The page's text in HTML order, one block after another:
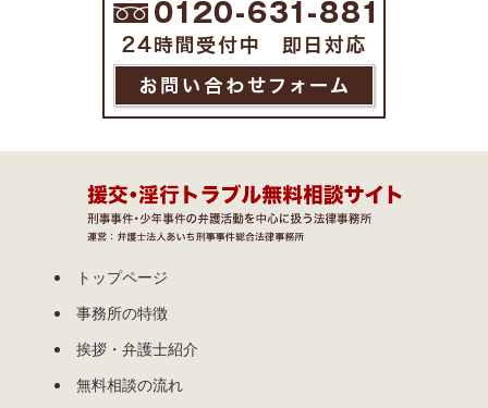
トップページ
事務所の特徴
挨拶・弁護士紹介
無料相談の流れ